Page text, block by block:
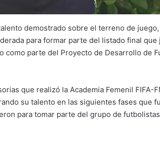
demostrado sobre el terreno de
para formar parte del listado final
como parte del Proyecto de Desarrollo de
que realizó la Academia Femenil FIFA-
su talento en las siguientes fases que
para tomar parte del grupo de